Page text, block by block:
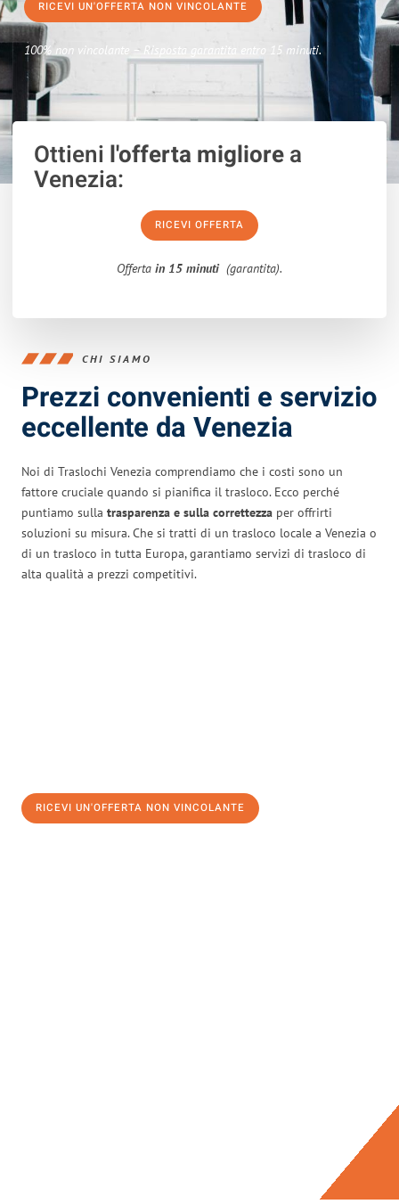
RICEVI UN'OFFERTA NON VINCOLANTE
100% non vincolante – Risposta garantita entro 15 minuti.
Ottieni l'offerta migliorea
Venezia:
RICEVI OFFERTA
Offerta in 15 minuti (garantita).
CHI SIAMO
Prezzi convenienti e servizio
eccellente da Venezia
Noi di Traslochi Venezia comprendiamo che i costi sono un
fattore cruciale quando si pianifica il trasloco. Ecco perché
puntiamo sulla trasparenza e sulla correttezza per offrirti
soluzioni su misura. Che si tratti di un trasloco locale a Venezia o
di un trasloco in tutta Europa, garantiamo servizi di trasloco di
alta qualità a prezzi competitivi.
RICEVI UN'OFFERTA NON VINCOLANTE